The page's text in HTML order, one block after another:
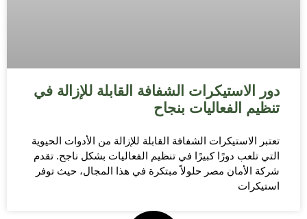
دور الاستيكرات الشفافة القابلة للإزالة في
تنظيم الفعاليات بنجاح
تعتبر الاستيكرات الشفافة القابلة للإزالة من الأدوات الحيوية
التي تلعب دورًا كبيرًا في تنظيم الفعاليات بشكل ناجح. تقدم
شركة الأمان مصر حلولاً مبتكرة في هذا المجال، حيث توفر
استيكرات